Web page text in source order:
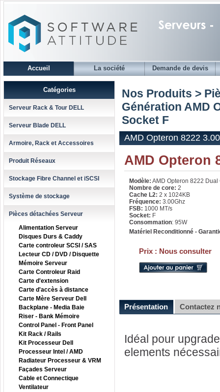
Accueil La société Demande de devis
Catégories
Serveur Rack & Tour DELL
Serveur Blade DELL
Armoire, Rack et Accessoires
Produit Réseaux
Stockage Fibre Channel et iSCSI
Système de stockage
Pièces détachées Serveur
Alimentation Serveur
Disques Durs & Caddy
Carte controleur SCSI / SAS
Lecteur CD / DVD / Disquette
Mémoire Serveur
Carte Controleur Raid
Carte d'extension
Carte d'accès à distance
Carte Mère Serveur Dell
Backplane - Media Baie
Riser - Bank Mémoire
Control Panel - Front Panel
Kit Rack / Rails
Kit Processeur Dell
Processeur Intel / AMD
Radiateur Processeur & VRM
Façades Serveur
Cable et Connectique
Ventilateur
Nos Produits >
Génération AMD
Socket F
AMD Opteron 8222
AMD Opteron
Modèle: AMD Opteron 8222 Dual
Nombre de core: 2
Cache L2: 2 x 1024KB
Fréquence: 3.00Ghz
FSB: 1000 MT/s
Socket: F
Consommation: 95W
Matériel Reconditionné -
Prix : Nous consulter
Présentation Contactez
Idéal pour
elements